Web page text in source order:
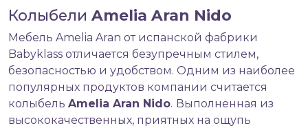
Колыбели Amelia Aran Nido
Мебель Amelia Aran от испанской фабрики
Babyklass отличается безупречным стилем,
безопасностью и удобством. Одним из наиболее
популярных продуктов компании считается
колыбель Amelia Aran Nido. Выполненная из
высококачественных, приятных на ощупь